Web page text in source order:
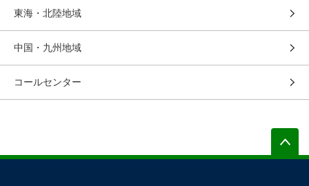
東海・北陸地域
中国・九州地域
コールセンター